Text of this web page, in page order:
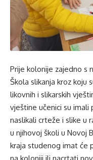
Prije kolonije zajedno s
Škola slikanja kroz koju
likovnih i slikarskih
vještine učenici su imali
naslikali crteže i slike u
u njihovoj školi u Novoj
kraja studenog imat će